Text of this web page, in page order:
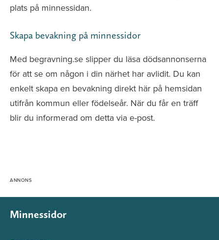
plats på minnessidan.
Skapa bevakning på minnessidor
Med begravning.se slipper du läsa dödsannonserna
för att se om någon i din närhet har avlidit. Du kan
enkelt skapa en bevakning direkt här på hemsidan
utifrån kommun eller födelseår. När du får en träff
blir du informerad om detta via e-post.
Minnessidor